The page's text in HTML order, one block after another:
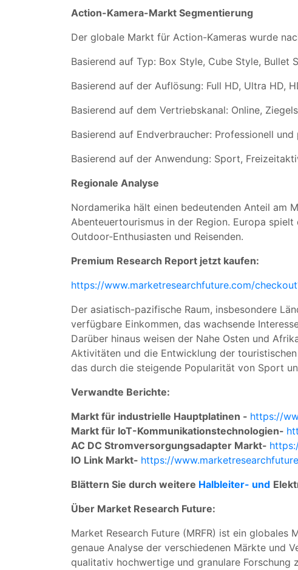
Action-Kamera-Markt Segmentierung
Der globale Markt für Action-Kameras wurde
Basierend auf Typ: Box Style, Cube Style, Bullet
Basierend auf der Auflösung: Full HD, Ultra HD,
Basierend auf dem Vertriebskanal: Online,
Basierend auf Endverbraucher: Professionell und
Basierend auf der Anwendung: Sport,
Regionale Analyse
Nordamerika hält einen bedeutenden Anteil am
Abenteuertourismus in der Region. Europa
Outdoor-Enthusiasten und Reisenden.
Premium Research Report jetzt kaufen:
https://www.marketresearchfuture.com/
Der asiatisch-pazifische Raum, insbesondere
verfügbare Einkommen, das wachsende
Darüber hinaus weisen der Nahe Osten und
Aktivitäten und die Entwicklung der
das durch die steigende Popularität von Sport
Verwandte Berichte:
Markt für industrielle Hauptplatinen - https://
Markt für IoT-Kommunikationstechnologien-
AC DC Stromversorgungsadapter Markt-
IO Link Markt- https://
Blättern Sie durch weitere Halbleiter- und
Über Market Research Future:
Market Research Future (MRFR) ist ein
genaue Analyse der verschiedenen Märkte und
qualitativ hochwertige und granulare Forschung